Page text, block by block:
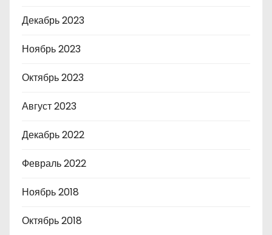
Декабрь 2023
Ноябрь 2023
Октябрь 2023
Август 2023
Декабрь 2022
Февраль 2022
Ноябрь 2018
Октябрь 2018